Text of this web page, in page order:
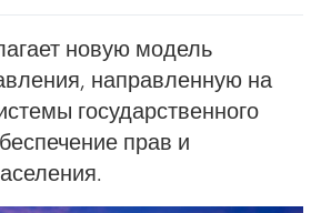
новую модель
направленную на
государственного
прав и